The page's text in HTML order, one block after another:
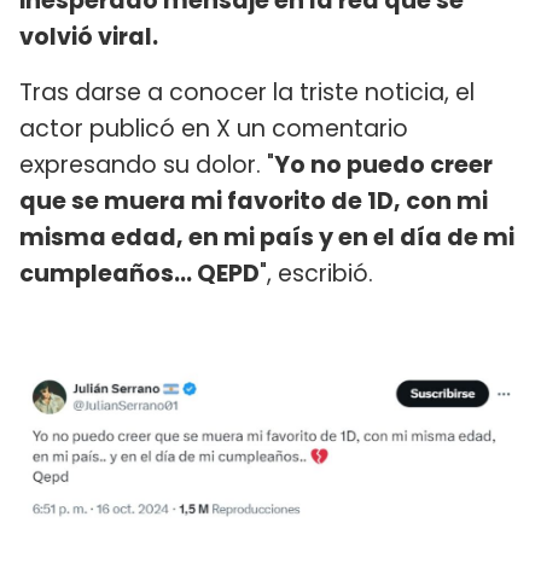
volvió viral.
Tras darse a conocer la triste noticia, el
actor publicó en X un comentario
expresando su dolor. "Yo no puedo creer
que se muera mi favorito de 1D, con mi
misma edad, en mi país y en el día de mi
cumpleaños... QEPD", escribió.